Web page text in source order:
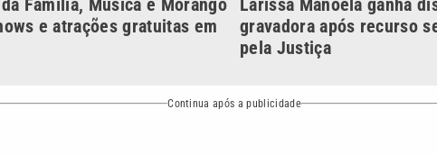
Política Variedades